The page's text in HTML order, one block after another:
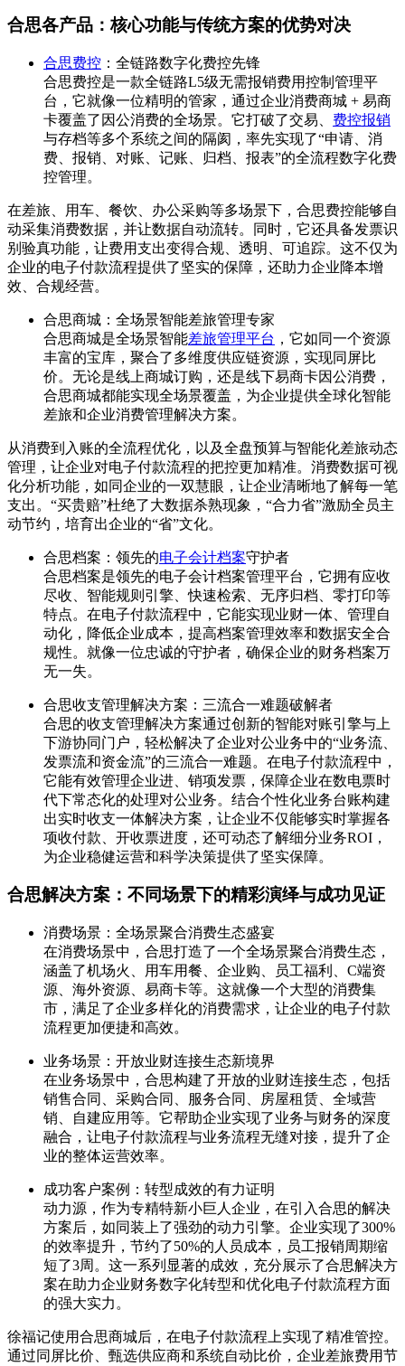
合思各产品：核心功能与传统方案的优势对决
合思费控 ：全链路数字化费控先锋
合思费控是一款全链路L5级无需报销费用控制管理平
台，它就像一位精明的管家，通过企业消费商城 + 易商
卡覆盖了因公消费的全场景。它打破了交易、 费控报销
与存档等多个系统之间的隔阂，率先实现了“申请、消
费、报销、对账、记账、归档、报表”的全流程数字化费
控管理。
在差旅、用车、餐饮、办公采购等多场景下，合思费控能够自
动采集消费数据，并让数据自动流转。同时，它还具备发票识
别验真功能，让费用支出变得合规、透明、可追踪。这不仅为
企业的电子付款流程提供了坚实的保障，还助力企业降本增
效、合规经营。
合思商城：全场景智能差旅管理专家
合思商城是全场景智能差旅管理平台 ，它如同一个资源
丰富的宝库，聚合了多维度供应链资源，实现同屏比
价。无论是线上商城订购，还是线下易商卡因公消费，
合思商城都能实现全场景覆盖，为企业提供全球化智能
差旅和企业消费管理解决方案。
从消费到入账的全流程优化，以及全盘预算与智能化差旅动态
管理，让企业对电子付款流程的把控更加精准。消费数据可视
化分析功能，如同企业的一双慧眼，让企业清晰地了解每一笔
支出。“买贵赔”杜绝了大数据杀熟现象，“合力省”激励全员主
动节约，培育出企业的“省”文化。
合思档案：领先的电子会计档案守护者
合思档案是领先的电子会计档案管理平台，它拥有应收
尽收、智能规则引擎、快速检索、无序归档、零打印等
特点。在电子付款流程中，它能实现业财一体、管理自
动化，降低企业成本，提高档案管理效率和数据安全合
规性。就像一位忠诚的守护者，确保企业的财务档案万
无一失。
合思收支管理解决方案：三流合一难题破解者
合思的收支管理解决方案通过创新的智能对账引擎与上
下游协同门户，轻松解决了企业对公业务中的“业务流、
发票流和资金流”的三流合一难题。在电子付款流程中，
它能有效管理企业进、销项发票，保障企业在数电票时
代下常态化的处理对公业务。结合个性化业务台账构建
出实时收支一体解决方案，让企业不仅能够实时掌握各
项收付款、开收票进度，还可动态了解细分业务ROI，
为企业稳健运营和科学决策提供了坚实保障。
合思解决方案：不同场景下的精彩演绎与成功见证
消费场景：全场景聚合消费生态盛宴
在消费场景中，合思打造了一个全场景聚合消费生态，
涵盖了机场火、用车用餐、企业购、员工福利、C端资
源、海外资源、易商卡等。这就像一个大型的消费集
市，满足了企业多样化的消费需求，让企业的电子付款
流程更加便捷和高效。
业务场景：开放业财连接生态新境界
在业务场景中，合思构建了开放的业财连接生态，包括
销售合同、采购合同、服务合同、房屋租赁、全域营
销、自建应用等。它帮助企业实现了业务与财务的深度
融合，让电子付款流程与业务流程无缝对接，提升了企
业的整体运营效率。
成功客户案例：转型成效的有力证明
动力源，作为专精特新小巨人企业，在引入合思的解决
方案后，如同装上了强劲的动力引擎。企业实现了300%
的效率提升，节约了50%的人员成本，员工报销周期缩
短了3周。这一系列显著的成效，充分展示了合思解决方
案在助力企业财务数字化转型和优化电子付款流程方面
的强大实力。
徐福记使用合思商城后，在电子付款流程上实现了精准管控。
通过同屏比价、甄选供应商和系统自动比价，企业差旅费用节